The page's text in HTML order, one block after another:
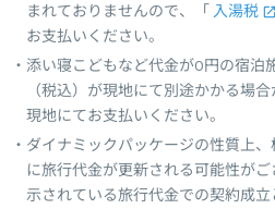
まれておりませんので、「 入湯税
お支払いください。
添い寝こどもなど代金が0円の宿泊
（税込）が現地にて別途かかる場
現地にてお支払いください。
ダイナミックパッケージの性質上
に旅行代金が更新される可能性が
示されている旅行代金での契約成立